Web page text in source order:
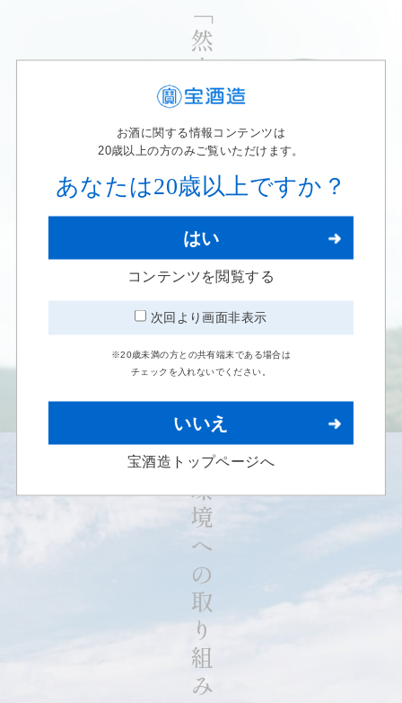
「然土」について
環境への取り組み
お酒に関する情報コンテンツは
20歳以上の方のみご覧いただけます。
あなたは20歳以上ですか？
はい
コンテンツを閲覧する
次回より画面非表示
※20歳未満の方との共有端末である場合は
チェックを入れないでください。
いいえ
宝酒造トップページへ